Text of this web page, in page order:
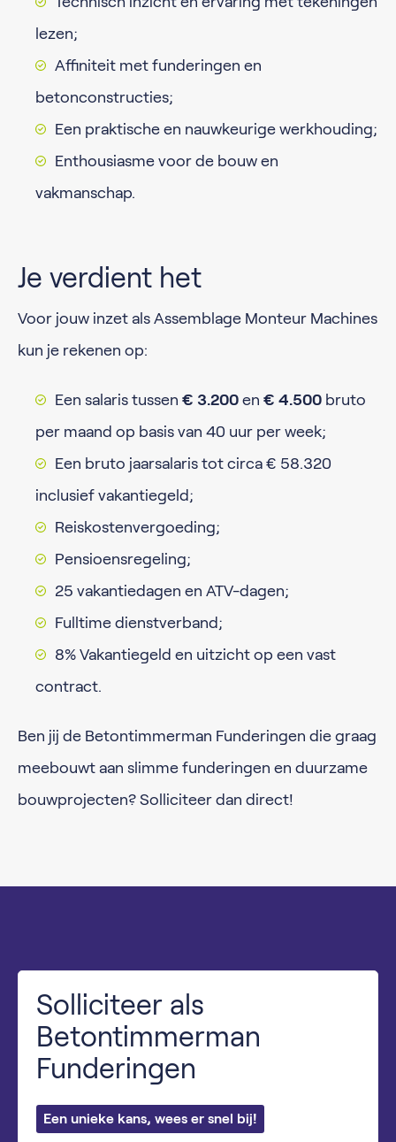
lezen;
Affiniteit met funderingen en
betonconstructies;
Een praktische en nauwkeurige werkhouding;
Enthousiasme voor de bouw en
vakmanschap.
Je verdient het
Voor jouw inzet als Assemblage Monteur Machines
kun je rekenen op:
Een salaris tussen € 3.200 en € 4.500 bruto
per maand op basis van 40 uur per week;
Een bruto jaarsalaris tot circa € 58.320
inclusief vakantiegeld;
Reiskostenvergoeding;
Pensioensregeling;
25 vakantiedagen en ATV-dagen;
Fulltime dienstverband;
8% Vakantiegeld en uitzicht op een vast
contract.
Ben jij de Betontimmerman Funderingen die graag
meebouwt aan slimme funderingen en duurzame
bouwprojecten? Solliciteer dan direct!
Solliciteer als
Betontimmerman
Funderingen
Een unieke kans, wees er snel bij!